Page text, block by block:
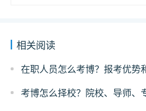
相关阅读
在职人员怎么考博？报考优势
考博怎么择校？院校、导师、